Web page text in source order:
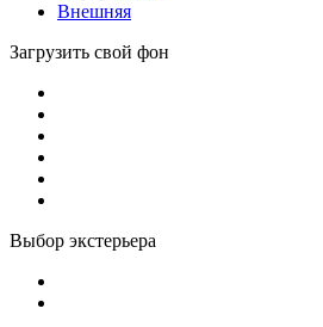
Внешняя
Загрузить свой фон
Выбор экстерьера